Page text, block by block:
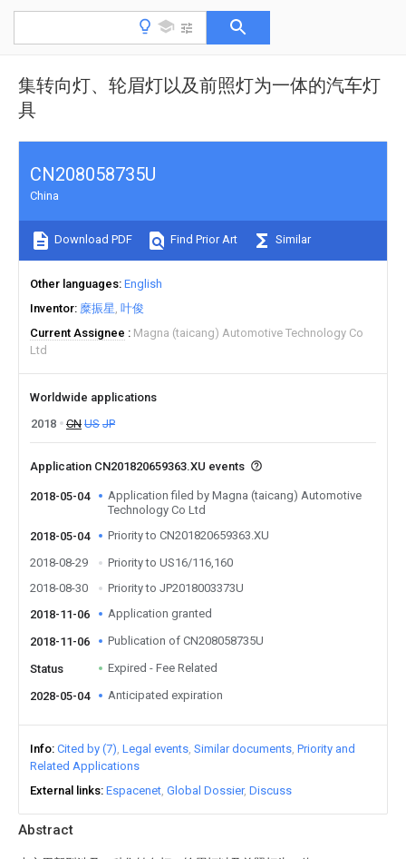
集转向灯、轮眉灯以及前照灯为一体的汽车灯
具
Abstract
CN208058735U
China
Download PDF Find Prior Art Similar
Other languages English
Inventor 糜振星 叶俊
Current Assignee
Magna (taicang) Automotive Technology Co
Ltd
Worldwide applications
2018
CN US JP
Application CN201820659363.XU events
2018-05-04
Application filed by Magna (taicang) Automotive
Technology Co Ltd
2018-05-04
Priority to CN201820659363.XU
2018-08-29
Priority to US16/116,160
2018-08-30
Priority to JP2018003373U
2018-11-06
Application granted
2018-11-06 Publication of CN208058735U
Status Expired - Fee Related
2028-05-04 Anticipated expiration
Info Cited by (7) Legal events Similar documents Priority and
Related Applications
External links Espacenet Global Dossier Discuss